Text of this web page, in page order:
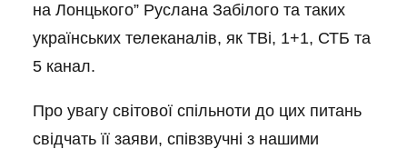
на Лонцького” Руслана Забілого та таких
українських телеканалів, як ТВі, 1+1, СТБ та
5 канал.
Про увагу світової спільноти до цих питань
свідчать її заяви, співзвучні з нашими